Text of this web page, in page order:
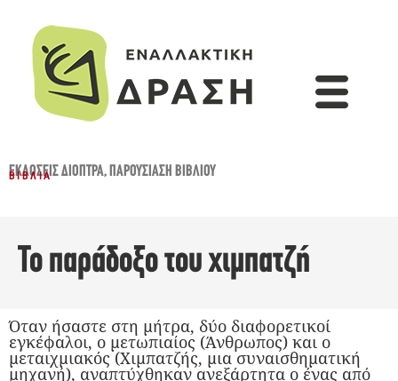
ΕΚΔΌΣΕΙΣ ΔΙΌΠΤΡΑ,ΠΑΡΟΥΣΊΑΣΗ ΒΙΒΛΊΟΥ
ΒΙΒΛΊΑ
Το παράδοξο του χιμπατζή
Όταν ήσαστε στη μήτρα, δύο διαφορετικοί
εγκέφαλοι, ο μετωπιαίος (Άνθρωπος) και ο
μεταιχμιακός (Χιμπατζής, μια συναισθηματική
μηχανή), αναπτύχθηκαν ανεξάρτητα ο ένας από